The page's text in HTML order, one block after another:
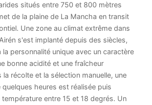
situés entre 750 et 800 mètres
de la plaine de La Mancha en transit
Une zone au climat extrême dans
s'est implanté depuis des siècles,
personnalité unique avec un caractère
bonne acidité et une fraîcheur
la récolte et la sélection manuelle, une
heures est réalisée puis
entre 15 et 18 degrés. Un